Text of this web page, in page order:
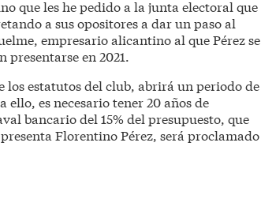
que les he pedido a la junta electoral que
a sus opositores a dar un paso al
empresario alicantino al que Pérez se
en 2021.
estatutos del club, abrirá un periodo de
es necesario tener 20 años de
bancario del 15% del presupuesto, que
Florentino Pérez, será proclamado